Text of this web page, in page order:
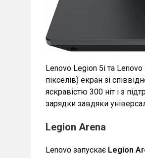
Lеnovo Lеgion 5i та
пікселів) екран зі
яскравістю 300 ніт і з
зарядки завдяки
Legion Arena
Lenovo запускає Legion